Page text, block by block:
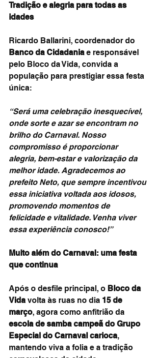
Tradição e alegria para todas as
idades
Ricardo Ballarini, coordenador do
Banco da Cidadania e responsável
pelo Bloco da Vida, convida a
população para prestigiar essa festa
única:
“Será uma celebração inesquecível,
onde sorte e azar se encontram no
brilho do Carnaval. Nosso
compromisso é proporcionar
alegria, bem-estar e valorização da
melhor idade. Agradecemos ao
prefeito Neto, que sempre incentivou
essa iniciativa voltada aos idosos,
promovendo momentos de
felicidade e vitalidade. Venha viver
essa experiência conosco!”
Muito além do Carnaval: uma festa
que continua
Após o desfile principal, o Bloco da
Vida volta às ruas no dia 15 de
março, agora como anfitrião da
escola de samba campeã do Grupo
Especial do Carnaval carioca,
mantendo viva a folia e a tradição